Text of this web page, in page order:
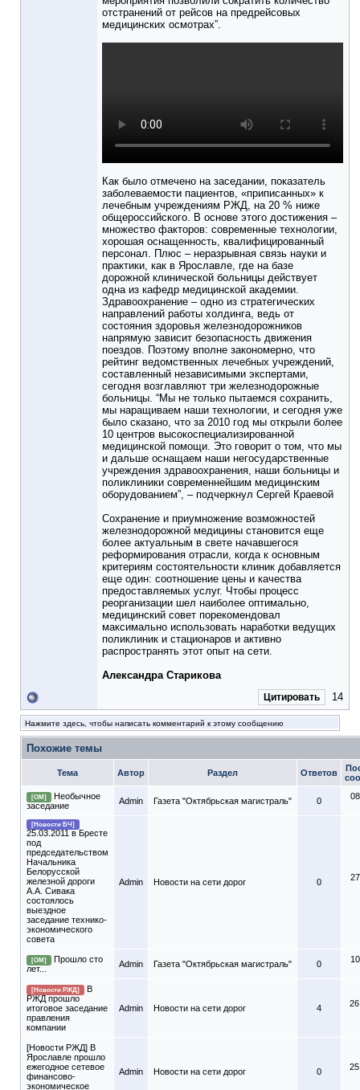
отстранений от рейсов на предрейсовых
медицинских осмотрах”.
Как было отмечено на заседании, показатель
заболеваемости пациентов, «приписанных» к
лечебным учреждениям РЖД, на 20 % ниже
общероссийского. В основе этого достижения –
множество факторов: современные технологии,
хорошая оснащенность, квалифицированный
персонал. Плюс – неразрывная связь науки и
практики, как в Ярославле, где на базе
дорожной клинической больницы действует
одна из кафедр медицинской академии.
Здравоохранение – одно из стратегических
направлений работы холдинга, ведь от
состояния здоровья железнодорожников
напрямую зависит безопасность движения
поездов. Поэтому вполне закономерно, что
рейтинг ведомственных лечебных учреждений,
составленный независимыми экспертами,
сегодня возглавляют три железнодорожные
больницы. “Мы не только пытаемся сохранить,
мы наращиваем наши технологии, и сегодня уже
было сказано, что за 2010 год мы открыли более
10 центров высокоспециализированной
медицинской помощи. Это говорит о том, что мы
и дальше оснащаем наши негосударственные
учреждения здравоохранения, наши больницы и
поликлиники современнейшим медицинским
оборудованием”, – подчеркнул Сергей Краевой
Сохранение и приумножение возможностей
железнодорожной медицины становится еще
более актуальным в свете начавшегося
реформирования отрасли, когда к основным
критериям состоятельности клиник добавляется
еще один: соотношение цены и качества
предоставляемых услуг. Чтобы процесс
реорганизации шел наиболее оптимально,
медицинский совет порекомендовал
максимально использовать наработки ведущих
поликлиник и стационаров и активно
распространять этот опыт на сети.
Александра Старикова
Цитировать 14
Нажмите здесь, чтобы написать комментарий к этому сообщению
Похожие темы
Тема Автор Раздел Ответов
[ОМ]
Необычное
заседание
Admin Газета "Октябрьская магистраль" 0
[Новости БЧ]
25.03.2011 в Бресте
под
председательством
Начальника
Белорусской
железной дороги
А.А. Сивака
состоялось
выездное
заседание технико-
экономического
совета
Admin Новости на сети дорог 0
[ОМ]
Прошло сто
лет...
Admin Газета "Октябрьская магистраль" 0
[Новости РЖД]
В
РЖД прошло
итоговое заседание
правления
компании
Admin Новости на сети дорог 4
[Новости РЖД] В
Ярославле прошло
ежегодное сетевое
финансово-
экономическое
Admin Новости на сети дорог 0